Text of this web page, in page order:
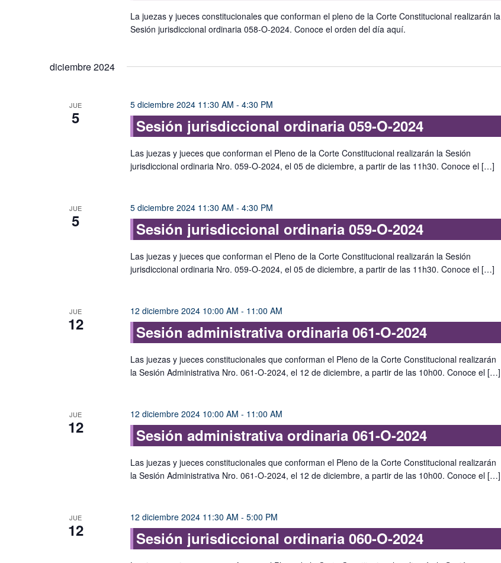
La juezas y jueces constitucionales que conforman el pleno de la Corte Constitucional realizarán la
Sesión jurisdiccional ordinaria 058-O-2024. Conoce el orden del día aquí.
diciembre 2024
JUE
5
5 diciembre 2024 11:30 AM - 4:30 PM
Sesión jurisdiccional ordinaria 059-O-2024
Las juezas y jueces que conforman el Pleno de la Corte Constitucional realizarán la Sesión
jurisdiccional ordinaria Nro. 059-O-2024, el 05 de diciembre, a partir de las 11h30. Conoce el […]
JUE
5
5 diciembre 2024 11:30 AM - 4:30 PM
Sesión jurisdiccional ordinaria 059-O-2024
Las juezas y jueces que conforman el Pleno de la Corte Constitucional realizarán la Sesión
jurisdiccional ordinaria Nro. 059-O-2024, el 05 de diciembre, a partir de las 11h30. Conoce el […]
JUE
12
12 diciembre 2024 10:00 AM - 11:00 AM
Sesión administrativa ordinaria 061-O-2024
Las juezas y jueces constitucionales que conforman el Pleno de la Corte Constitucional realizarán
la Sesión Administrativa Nro. 061-O-2024, el 12 de diciembre, a partir de las 10h00. Conoce el […]
JUE
12
12 diciembre 2024 10:00 AM - 11:00 AM
Sesión administrativa ordinaria 061-O-2024
Las juezas y jueces constitucionales que conforman el Pleno de la Corte Constitucional realizarán
la Sesión Administrativa Nro. 061-O-2024, el 12 de diciembre, a partir de las 10h00. Conoce el […]
JUE
12
12 diciembre 2024 11:30 AM - 5:00 PM
Sesión jurisdiccional ordinaria 060-O-2024